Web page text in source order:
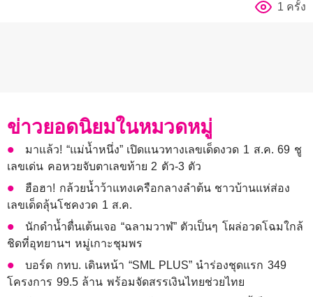
1 ครั้ง
ข่าวยอดนิยมในหมวดหมู่
มาแล้ว! “แม่น้ำหนึ่ง” เปิดแนวทางเลขเด็ดงวด 1 ส.ค. 69 ชู
เลขเด่น คอหวยจับตาเลขท้าย 2 ตัว-3 ตัว
ฮือฮา! กล้วยน้ำว้าแทงเครือกลางลำต้น ชาวบ้านแห่ส่อง
เลขเด็ดลุ้นโชคงวด 1 ส.ค.
นักดำน้ำตื่นเต้นเจอ “ฉลามวาฬ” ตัวเป็นๆ โผล่อวดโฉมใกล้
ชิดที่อุทยานฯ หมู่เกาะชุมพร
บอร์ด กทบ. เดินหน้า “SML PLUS” นำร่องชุดแรก 349
โครงการ 99.5 ล้าน พร้อมจัดสรรเงินไทยช่วยไทย